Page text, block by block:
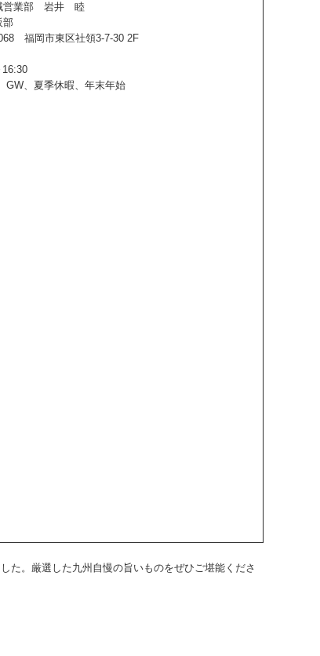
営業部 岩井 睦
部
福岡市東区社領3-7-30 2F
16:30
GW、夏季休暇、年末年始
た。厳選した九州自慢の旨いものをぜひご堪能くださ